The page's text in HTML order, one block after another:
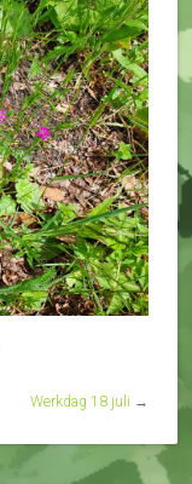
Werkdag 18 juli →